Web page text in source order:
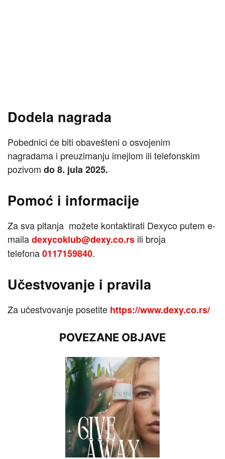
Dodela nagrada
Pobednici će biti obavešteni o osvojenim
nagradama i preuzimanju imejlom ili telefonskim
pozivom do 8. jula 2025.
Pomoć i informacije
Za sva pitanja možete kontaktirati Dexyco putem e-
mailadexycoklub@dexy.co.rs ili broja
telefona0117159840.
Učestvovanje i pravila
Za učestvovanje posetite https://www.dexy.co.rs/
POVEZANE OBJAVE